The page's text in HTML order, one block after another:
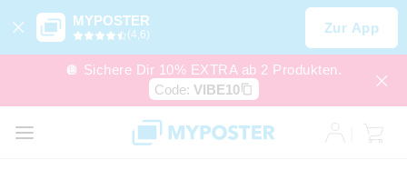
MYPOSTER
(4,6) Zur App
🪩 Sichere Dir 10% EXTRA ab 2 Produkten.
Code: VIBE10